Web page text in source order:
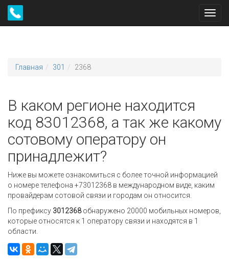
Главная 301 2368
В каком регионе находится
код 83012368, а так же какому
сотовому оператору он
принадлежит?
Ниже вы можете ознакомиться с более точной информацией
о номере телефона +73012368 в международном виде, каким
провайдерам сотовой связи и городам он относится.
По префиксу 3012368обнаружено 20000 мобильных номеров,
которые относятся к 1 оператору связи и находятся в 1
области.